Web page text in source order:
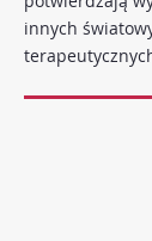
innych